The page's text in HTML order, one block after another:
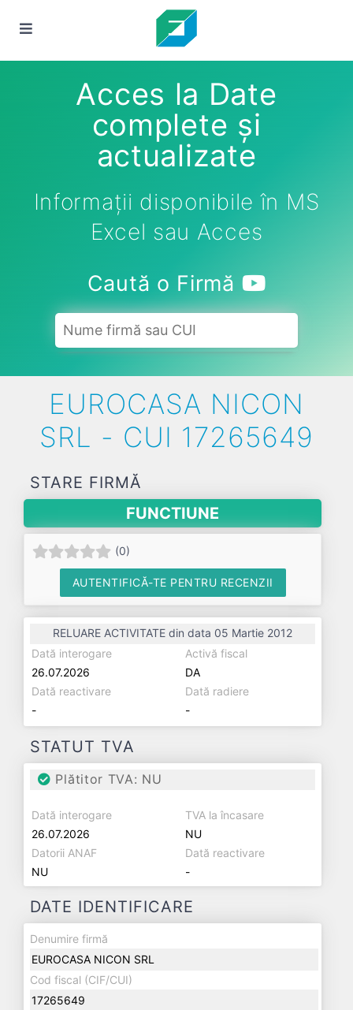
Acces la Date
complete și
actualizate
Informații disponibile în MS
Excel sau Acces
Caută o Firmă
EUROCASA NICON
SRL - CUI 17265649
STARE FIRMĂ
FUNCTIUNE
(0)
AUTENTIFICĂ-TE PENTRU RECENZII
RELUARE ACTIVITATE din data 05 Martie 2012
Dată interogare
26.07.2026
Activă fiscal
DA
Dată reactivare
-
Dată radiere
-
STATUT TVA
Plătitor TVA: NU
Dată interogare
26.07.2026
TVA la încasare
NU
Datorii ANAF
NU
Dată reactivare
-
DATE IDENTIFICARE
Denumire firmă
EUROCASA NICON SRL
Cod fiscal (CIF/CUI)
17265649